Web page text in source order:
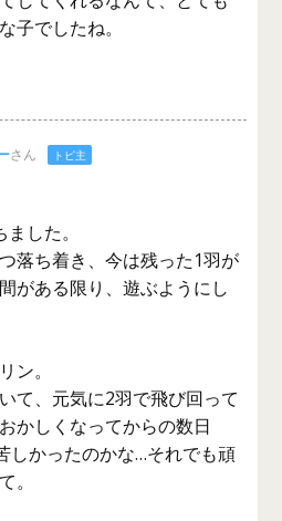
子でしたね。
さん トピ主
した。
落ち着き、今は残った1羽が
がある限り、遊ぶようにし
ン。
て、元気に2羽で飛び回って
かしくなってからの数日
しかったのかな…それでも頑
。